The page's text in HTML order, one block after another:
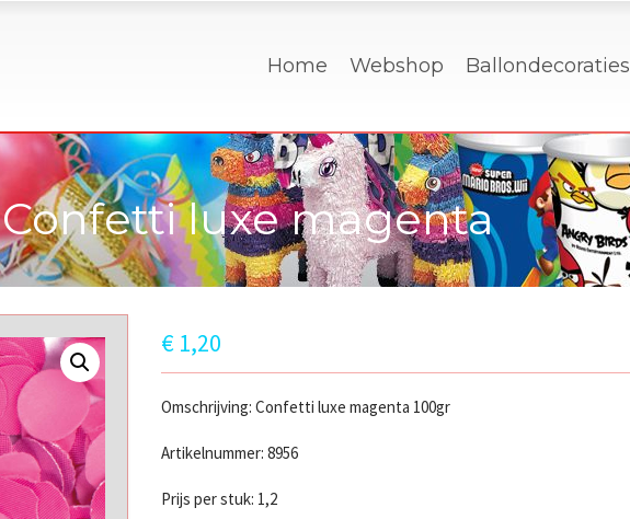
Home Webshop Ballondecoraties
Confetti luxe magenta
€1,20
Omschrijving: Confetti luxe magenta 100gr
Artikelnummer: 8956
Prijs per stuk: 1,2